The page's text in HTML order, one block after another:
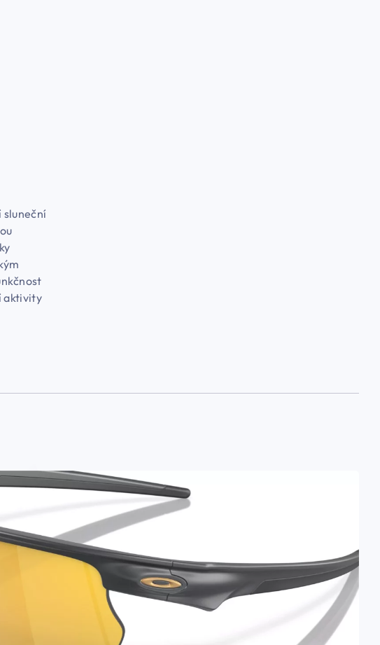
sluneční
aktivity